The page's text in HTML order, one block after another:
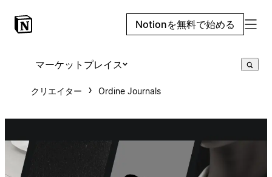
Notionを無料で始める
マーケットプレイス
クリエイター Ordine Journals